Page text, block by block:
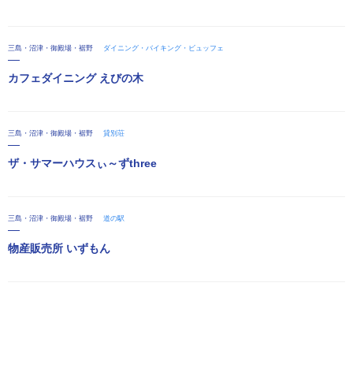
三島・沼津・御殿場・裾野 ダイニング・バイキング・ビュッフェ
カフェダイニング えびの木
三島・沼津・御殿場・裾野 貸別荘
ザ・サマーハウスぃ～ずthree
三島・沼津・御殿場・裾野 道の駅
物産販売所 いずもん